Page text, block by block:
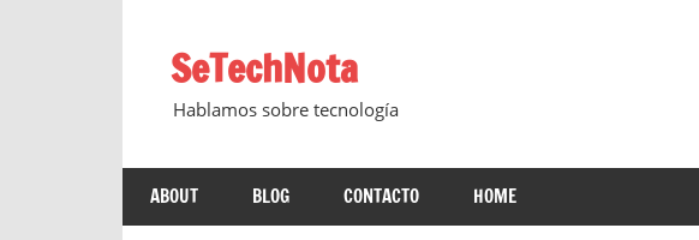
contenidoSeTechNota
Hablamos sobre tecnología
ABOUT BLOG CONTACTO HOME